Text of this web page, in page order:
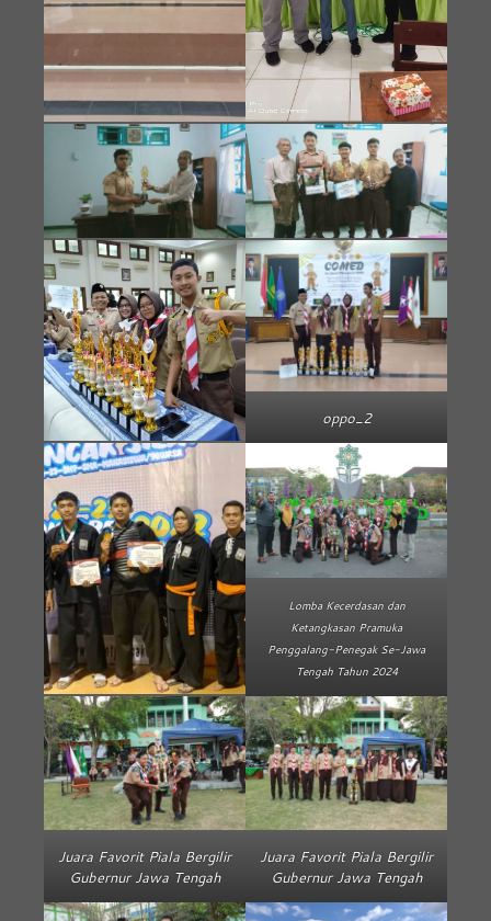
oppo_2
Lomba Kecerdasan dan
Ketangkasan Pramuka
Penggalang-Penegak Se-Jawa
Tengah Tahun 2024
Juara Favorit Piala Bergilir
Gubernur Jawa Tengah
Juara Favorit Piala Bergilir
Gubernur Jawa Tengah